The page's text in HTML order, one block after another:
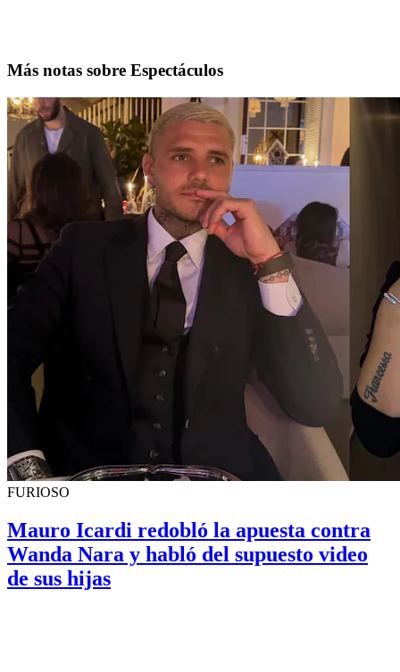
Más notas sobre Espectáculos
FURIOSO
Mauro Icardi redobló la apuesta contra
Wanda Nara y habló del supuesto video
de sus hijas